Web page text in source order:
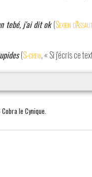
tebé, j'ai dit ok (Sexion
(S-crew, « Si j'écris ce
le Cynique.